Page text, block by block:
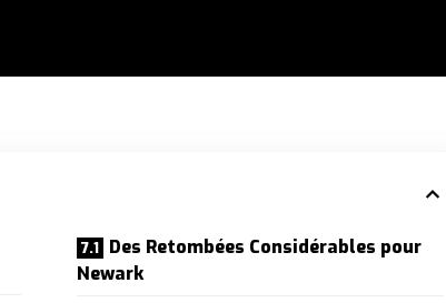
Des Retombées Considérables pour
Newark